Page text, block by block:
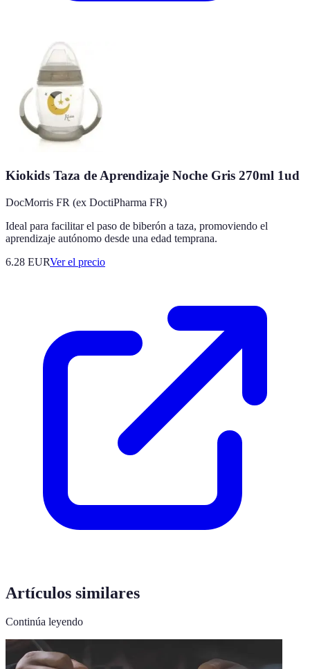
Kiokids Taza de Aprendizaje Noche Gris 270ml 1ud
DocMorris FR (ex DoctiPharma FR)
Ideal para facilitar el paso de biberón a taza, promoviendo el
aprendizaje autónomo desde una edad temprana.
6.28 EURVer el precio
Artículos similares
Continúa leyendo